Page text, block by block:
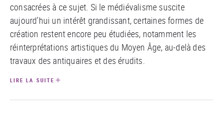
consacrées à ce sujet. Si le médiévalisme suscite
aujourd’hui un intérêt grandissant, certaines formes de
création restent encore peu étudiées, notamment les
réinterprétations artistiques du Moyen Âge, au-delà des
travaux des antiquaires et des érudits.
LIRE LA SUITE